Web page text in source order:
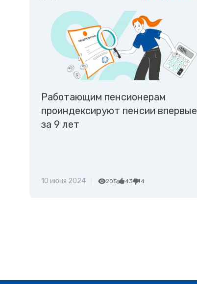
Работающим пенсионерам
проиндексируют пенсии впервые
за 9 лет
10 июня 2024 205 43 4